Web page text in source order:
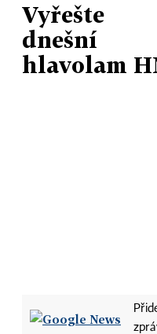
Vyřešte
dnešní
hlavolam